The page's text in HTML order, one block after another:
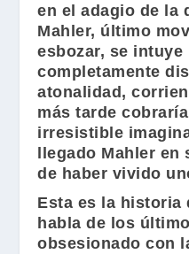
en el adagio de la
Mahler, último
esbozar, se
completamente
atonalidad,
más tarde
irresistible
llegado Mahler en
de haber vivido
Esta es la historia
habla de los
obsesionado con